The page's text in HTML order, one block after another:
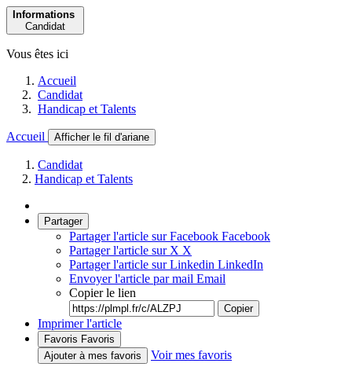
Informations
Candidat
Vous êtes ici
Accueil
Candidat
Handicap et Talents
Accueil Afficher le fil d'ariane
Candidat
Handicap et Talents
Partager
Partager l'article sur Facebook Facebook
Partager l'article sur X X
Partager l'article sur Linkedin LinkedIn
Envoyer l'article par mail Email
Copier le lien
Copier
Imprimer l'article
Favoris Favoris
Ajouter à mes favoris
Voir mes favoris